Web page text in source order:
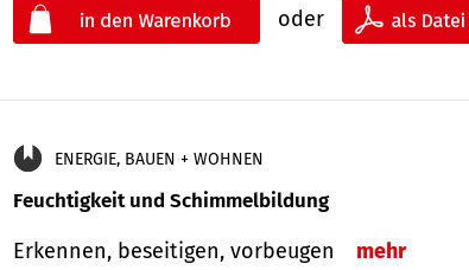
oder
ENERGIE, BAUEN + WOHNEN
Feuchtigkeit und Schimmelbildung
Erkennen, beseitigen, vorbeugen mehr